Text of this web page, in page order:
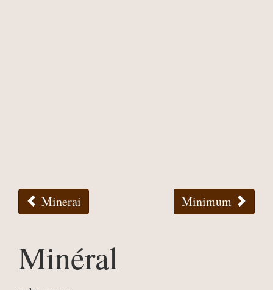
Minerai Minimum
Minéral